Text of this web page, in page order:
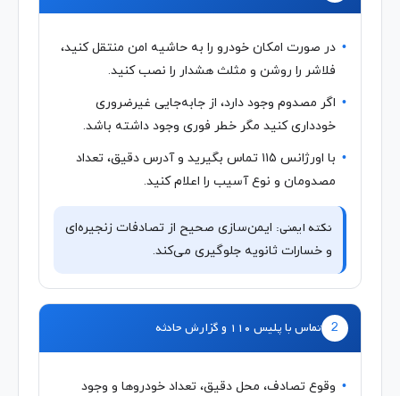
در صورت امکان خودرو را به حاشیه امن منتقل کنید،
فلاشر را روشن و مثلث هشدار را نصب کنید.
اگر مصدوم وجود دارد، از جابه‌جایی غیرضروری
خودداری کنید مگر خطر فوری وجود داشته باشد.
با اورژانس ۱۱۵ تماس بگیرید و آدرس دقیق، تعداد
مصدومان و نوع آسیب را اعلام کنید.
نکته ایمنی: ایمن‌سازی صحیح از تصادفات زنجیره‌ای
و خسارات ثانویه جلوگیری می‌کند.
2 تماس با پلیس ۱۱۰ و گزارش حادثه
وقوع تصادف، محل دقیق، تعداد خودروها و وجود